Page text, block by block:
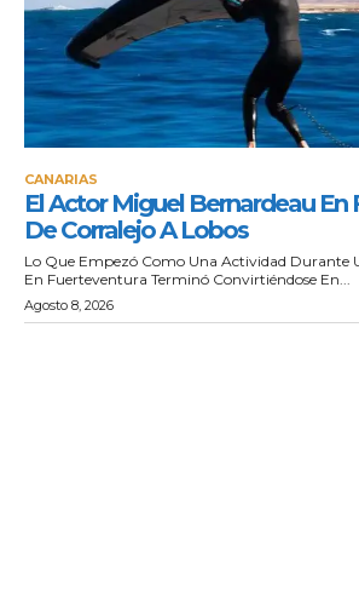
CANARIAS
El Actor Miguel Bernardeau En
De Corralejo A Lobos
Lo Que Empezó Como Una Actividad Durante
En Fuerteventura Terminó Convirtiéndose En...
Agosto 8, 2026